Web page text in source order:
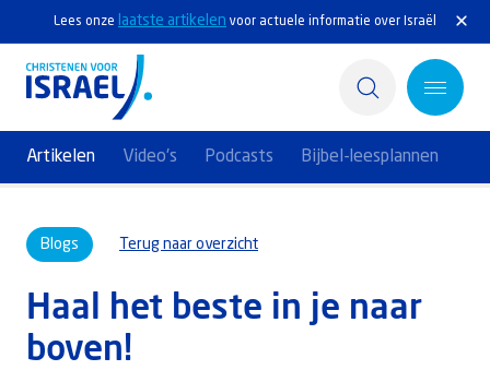
Lees onze laatste artikelen voor actuele informatie over Israël
Artikelen Video's Podcasts Bijbel-leesplannen
Actief
Ontdek
Steun Israël
Blogs Terug naar overzicht
Haal het beste in je naar
boven!